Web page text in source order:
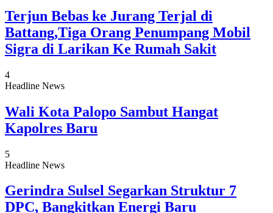
Terjun Bebas ke Jurang Terjal di
Battang,Tiga Orang Penumpang Mobil
Sigra di Larikan Ke Rumah Sakit
4
Headline News
Wali Kota Palopo Sambut Hangat
Kapolres Baru
5
Headline News
Gerindra Sulsel Segarkan Struktur 7
DPC, Bangkitkan Energi Baru